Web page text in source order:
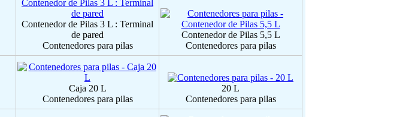
Contenedor de Pilas 3 L : Terminal
de pared
Contenedores para pilas
Contenedor de Pilas 5,5 L
Contenedores para pilas
Caja 20 L
Contenedores para pilas
20 L
Contenedores para pilas